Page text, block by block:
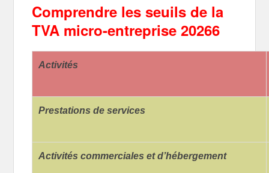
Comprendre les seuils de la
TVA micro-entreprise 20266
Activités
Prestations de services
Activités commerciales et d’hébergement